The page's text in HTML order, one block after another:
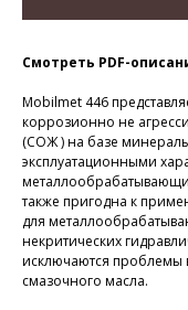
Смотреть PDF-
Mobilmet 446
коррозионно не
(СОЖ ) на базе
эксплуатационными
также пригодна к
для
некритических
исключаются проблемы
смазочного масла.